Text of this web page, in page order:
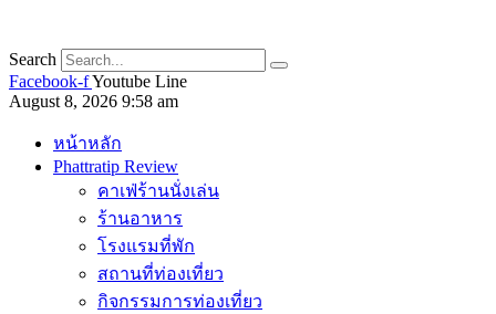
Search
Facebook-fYoutube Line
August 8, 2026 9:58 am
หน้าหลัก
Phattratip Review
คาเฟ่ร้านนั่งเล่น
ร้านอาหาร
โรงแรมที่พัก
สถานที่ท่องเที่ยว
กิจกรรมการท่องเที่ยว